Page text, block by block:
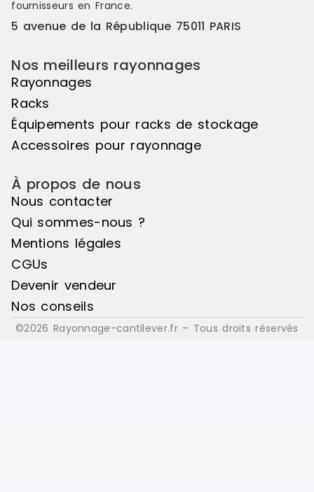
fournisseurs en France.
5 avenue de la République 75011 PARIS
Nos meilleurs rayonnages
Rayonnages
Racks
Équipements pour racks de stockage
Accessoires pour rayonnage
À propos de nous
Nous contacter
Qui sommes-nous ?
Mentions légales
CGUs
Devenir vendeur
Nos conseils
©2026 Rayonnage-cantilever.fr – Tous droits réservés